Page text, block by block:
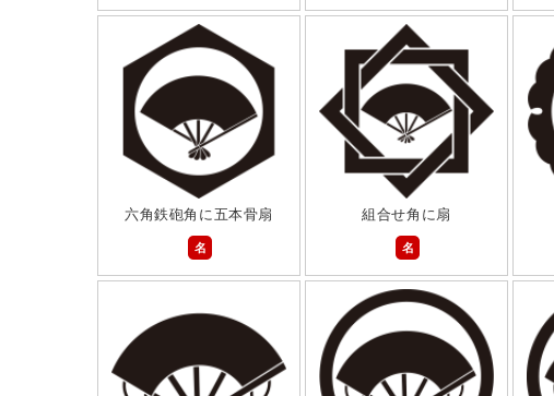
六角鉄砲角に五本骨扇
名
組合せ角に扇
名